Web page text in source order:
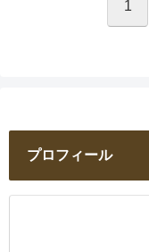
1
プロフィール